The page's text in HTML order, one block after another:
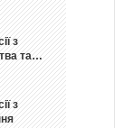
з
та…
з